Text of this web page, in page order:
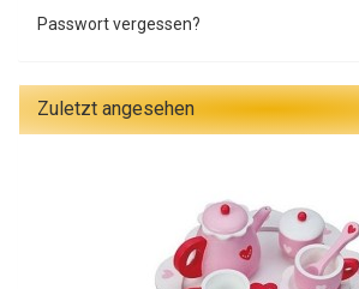
Passwort vergessen?
Zuletzt angesehen